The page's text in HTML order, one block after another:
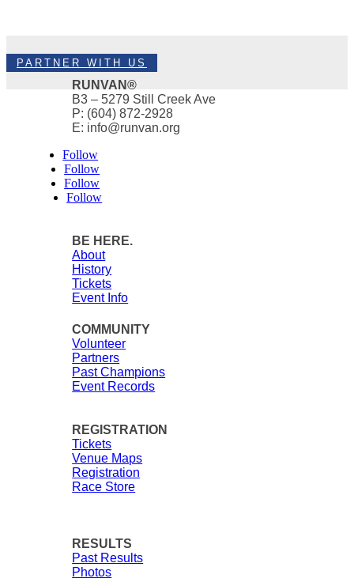
PARTNER WITH US
RUNVAN®
B3 – 5279 Still Creek Ave
P: (604) 872-2928
E: info@runvan.org
Follow
Follow
Follow
Follow
BE HERE.
About
History
Tickets
Event Info
COMMUNITY
Volunteer
Partners
Past Champions
Event Records
REGISTRATION
Tickets
Venue Maps
Registration
Race Store
RESULTS
Past Results
Photos